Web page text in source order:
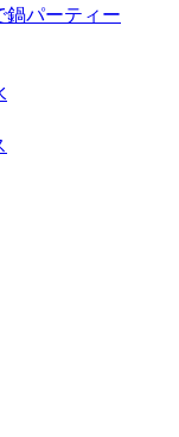
鍋パーティー